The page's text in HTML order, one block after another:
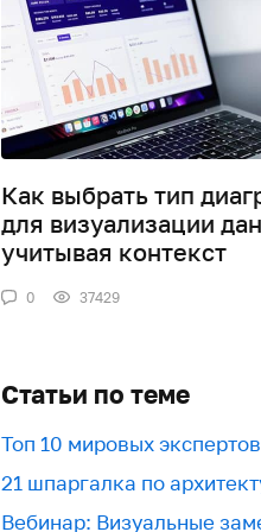
Как выбрать тип
для визуализации
учитывая контекст
0 37429
Статьи по теме
Топ 10 мировых
21 шпаргалка по
Вебинар: Визуальные